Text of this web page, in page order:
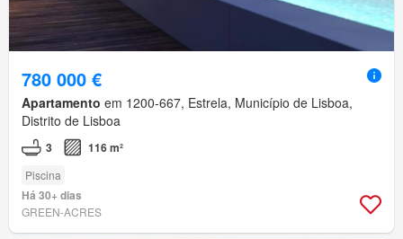
780 000 €
Apartamento em 1200-667, Estrela, Município de Lisboa,
Distrito de Lisboa
3 116 m²
Piscina
Há 30+ dias
GREEN-ACRES